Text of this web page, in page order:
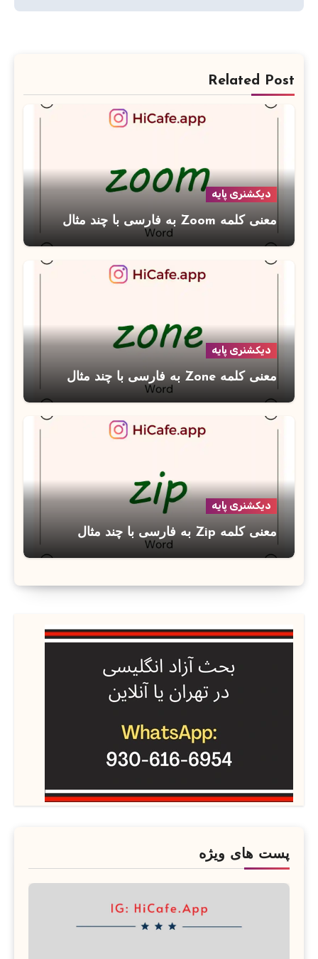
Related Post
دیکشنری پایه
معنی کلمه Zoom به فارسی با چند مثال
دیکشنری پایه
معنی کلمه Zone به فارسی با چند مثال
دیکشنری پایه
معنی کلمه Zip به فارسی با چند مثال
پست های ویژه